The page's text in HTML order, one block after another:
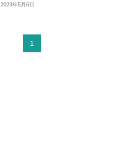
2023年5月6日
1